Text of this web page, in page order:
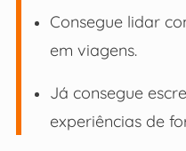
Consegue lidar
em viagens.
Já consegue
experiências de